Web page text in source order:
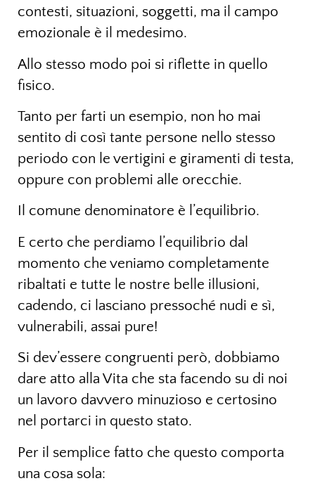
contesti, situazioni, soggetti, ma il campo
emozionale è il medesimo.
Allo stesso modo poi si riflette in quello
fisico.
Tanto per farti un esempio, non ho mai
sentito di così tante persone nello stesso
periodo con le vertigini e giramenti di testa,
oppure con problemi alle orecchie.
Il comune denominatore è l’equilibrio.
E certo che perdiamo l’equilibrio dal
momento che veniamo completamente
ribaltati e tutte le nostre belle illusioni,
cadendo, ci lasciano pressoché nudi e sì,
vulnerabili, assai pure!
Si dev’essere congruenti però, dobbiamo
dare atto alla Vita che sta facendo su di noi
un lavoro davvero minuzioso e certosino
nel portarci in questo stato.
Per il semplice fatto che questo comporta
una cosa sola: